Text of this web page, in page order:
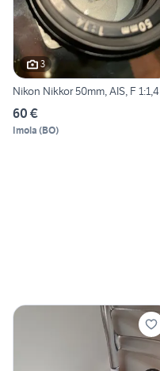
3
Nikon Nikkor 50mm, AIS, F 1:1,4
60 €
Imola (BO)